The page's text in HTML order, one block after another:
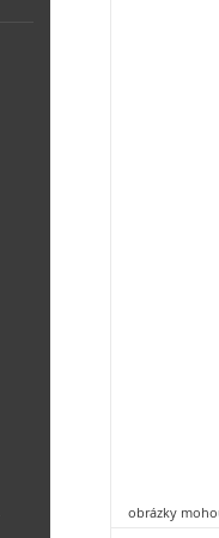
obrázky